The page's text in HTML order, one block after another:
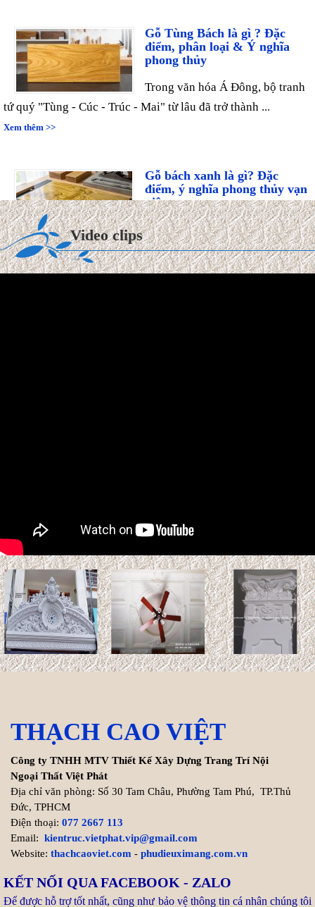
điểm, phân loại & Ý nghĩa
phong thủy
tứ quý "Tùng - Cúc - Trúc - Mai" từ lâu đã trở thành ...
Xem thêm >>
điểm, ý nghĩa phong thủy vạn
niên
Trong thế giới mộc hương cao
cấp, gỗ Bách Xanh từ lâu đã được ví như "quân vương" của
các ...
Loại nào tốt hơn? Độ bền &
Báo giá
Gỗ Teak (gỗ Giá Tỵ) và gỗ sồi là
hai vật liệu tự nhiên phổ biến trong thiết kế nội thất và kiến
trúc. ...
Xem thêm >>
Cách tính chi phí xây biệt thự
thiện trọn gói biệt thự
Xem thêm >>
2027: Cơ hội Vàng đón thọ
tuổi 59
Video clips
THẠCH CAO VIỆT
Công ty TNHH MTV Thiết Kế Xây Dựng Trang Trí Nội
Ngoại Thất Việt Phát
Địa chỉ văn phòng: Số 30 Tam Châu, Phường Tam Phú, TP.Thủ
Đức, TPHCM
Điện thoại: 077 2667 113
Email: kientruc.vietphat.vip@gmail.com
Website: thachcaoviet.com - phudieuximang.com.vn
KẾT NỐI QUA FACEBOOK - ZALO
Để được hỗ trợ tốt nhất, cũng như bảo vệ thông tin cá nhân chúng tôi